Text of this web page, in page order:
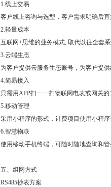
1.线上交易
客户线上咨询与选型，客户需求明确后
2.轻量成本
互联网+思维的业务模式, 取代以往全套
3.云端生态
为客户提供云服务生态账号，为客户提
4.简易接入
只需用APP扫一一扫物联网电表或网关
5.移动管理
采用小程序的形式，计费项目使用小程
6.智慧物联
使用移动手机终端，可随时随地查询和
五、组网方式
RS485抄表方案